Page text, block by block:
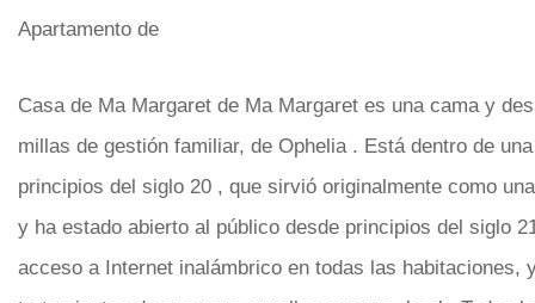
Apartamento de
Casa de Ma Margaret de Ma Margaret es una cama y
millas de gestión familiar, de Ophelia . Está dentro de
principios del siglo 20 , que sirvió originalmente como
y ha estado abierto al público desde principios del siglo
acceso a Internet inalámbrico en todas las habitaciones,